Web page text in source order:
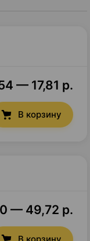
— 17,81 р.
В корзину
— 49,72 р.